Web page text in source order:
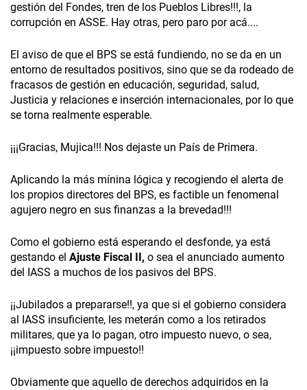
gestión del Fondes, tren de los Pueblos Libres!!!, la
corrupción en ASSE. Hay otras, pero paro por acá....
El aviso de que el BPS se está fundiendo, no se da en un
entorno de resultados positivos, sino que se da rodeado de
fracasos de gestión en educación, seguridad, salud,
Justicia y relaciones e inserción internacionales, por lo que
se torna realmente esperable.
¡¡¡Gracias, Mujica!!! Nos dejaste un País de Primera.
Aplicando la más mínina lógica y recogiendo el alerta de
los propios directores del BPS, es factible un fenomenal
agujero negro en sus finanzas a la brevedad!!!
Como el gobierno está esperando el desfonde, ya está
gestando el Ajuste Fiscal II, o sea el anunciado aumento
del IASS a muchos de los pasivos del BPS.
¡¡Jubilados a prepararse!!, ya que si el gobierno considera
al IASS insuficiente, les meterán como a los retirados
militares, que ya lo pagan, otro impuesto nuevo, o sea,
¡¡impuesto sobre impuesto!!
Obviamente que aquello de derechos adquiridos en la